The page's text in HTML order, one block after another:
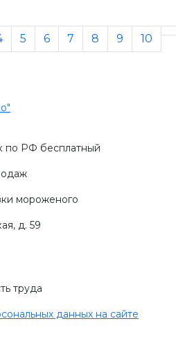
5 6 7 8 9 10
по РФ бесплатный
мороженого
д. 59
данных на сайте